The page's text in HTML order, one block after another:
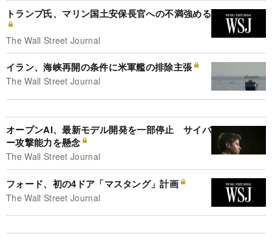
トランプ氏、マリン国土安保長官への不満強める
The Wall Street Journal
イラン、海峡再開の条件に米軍艦の排除主張
The Wall Street Journal
オープンAI、最新モデル開発を一部停止 サイバ
ー攻撃能力を懸念
The Wall Street Journal
フォード、初の4ドア「マスタング」計画
The Wall Street Journal